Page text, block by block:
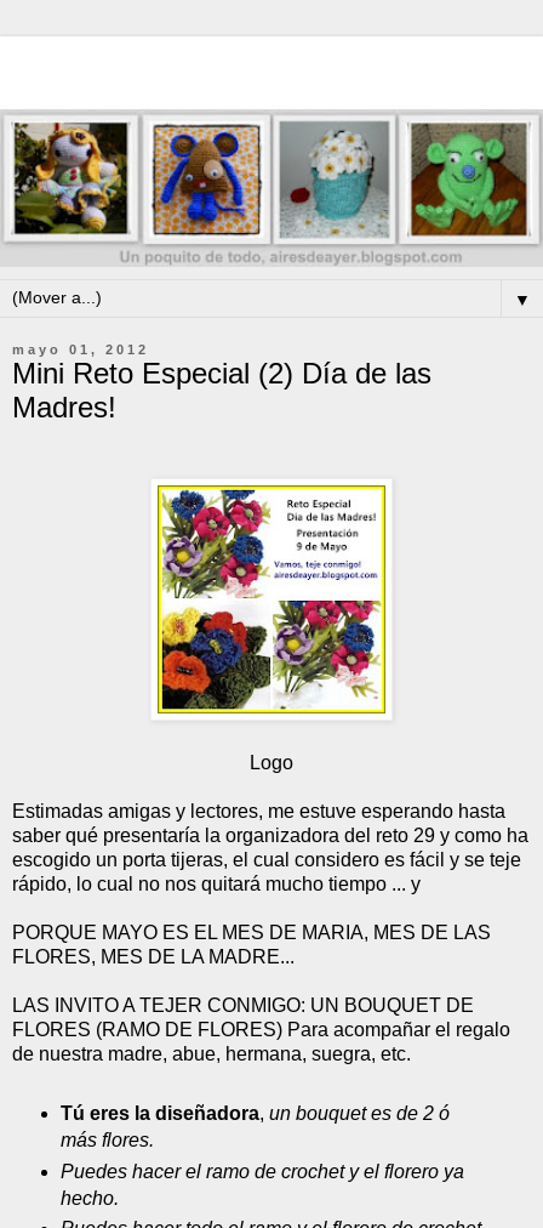
▼
mayo 01, 2012
Mini Reto Especial (2) Día de las
Madres!
Logo
Estimadas amigas y lectores, me estuve esperando hasta
saber qué presentaría la organizadora del reto 29 y como ha
escogido un porta tijeras, el cual considero es fácil y se teje
rápido, lo cual no nos quitará mucho tiempo ... y
PORQUE MAYO ES EL MES DE MARIA, MES DE LAS
FLORES, MES DE LA MADRE...
LAS INVITO A TEJER CONMIGO: UN BOUQUET DE
FLORES (RAMO DE FLORES) Para acompañar el regalo
de nuestra madre, abue, hermana, suegra, etc.
Tú eres la diseñadora, un bouquet es de 2 ó
más flores.
Puedes hacer el ramo de crochet y el florero ya
hecho.